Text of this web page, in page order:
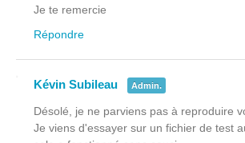
Je te remercie
Répondre
Kévin Subileau Admin.
Désolé, je ne parviens pas à reproduire
Je viens d'essayer sur un fichier de test